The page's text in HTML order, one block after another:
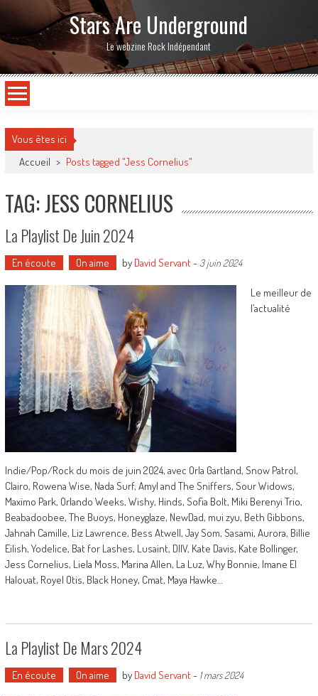
Stars Are Underground
Le webzine Rock Indépendant
Vous êtes ici
Accueil > Posts tagged "Jess Cornelius"
TAG: JESS CORNELIUS
La Playlist De Juin 2024
En écoute On aime by David Servant- 3 juin 2024
Le meilleur de
l’actualité
Indie/Pop/Rock du mois de juin 2024, avec Orla Gartland, Snow Patrol,
Clairo, Rowena Wise, Nada Surf, Amyl and The Sniffers, Sour Widows,
Maxïmo Park, Orlando Weeks, Wishy, Hinds, Sofia Bolt, Miki Berenyi Trio,
Beabadoobee, The Buoys, Honeyglaze, NewDad, mui zyu, Beth Gibbons,
Jahnah Camille, Liz Lawrence, Bess Atwell, Jay Som, Sasami, Aurora, Billie
Eilish, Yodelice, Bat for Lashes, Lusaint, DIIV, Kate Davis, Kate Bollinger,
Jess Cornelius, Liela Moss, Marina Allen, La Luz, Why Bonnie, Imane El
Halouat, Royel Otis, Black Honey, Cmat, Maya Hawke…
La Playlist De Mars 2024
En écoute On aime by David Servant- 1 mars 2024